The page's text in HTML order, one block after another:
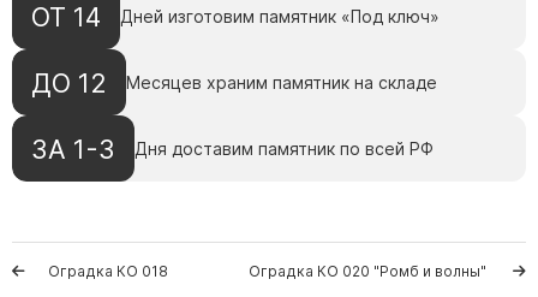
Памятники жене
Памятники дочери
Памятники мужчине
ОТ 14 Дней изготовим памятник «Под ключ»
ДО 12 Месяцев храним памятник на складе
ЗА 1-3 Дня доставим памятник по всей РФ
Оградка КО 018 Оградка КО 020 "Ромб и волны"